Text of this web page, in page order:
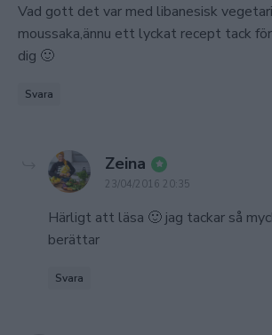
Vad gott det var med libanesisk
moussaka,ännu ett lyckat recept tack
dig 🙂
Svara
Zeina says:
23/04/2016 20:35
Härligt att läsa 🙂 jag tackar så
berättar
Svara